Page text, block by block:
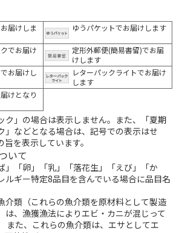
届けしま
ゆうパケットでお届けします
でお届け
定形外郵便(簡易書留)でお届
けします
お届けし
レターパックライトでお届け
します
けとなり
ク」の場合は表示しません。また、「夏期
」などとなる場合は、記号での表示はせ
を表示しています。
いて
」「卵」「乳」「落花生」「えび」「か
ルギー特定8品目を含んでいる場合に品目名
類（これらの魚介類を原材料として製造
は、漁獲漁法によりエビ・カニが混じって
また、これらの魚介類は、エサとしてエ